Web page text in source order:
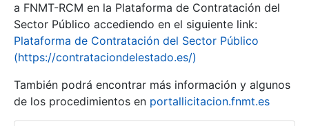
a FNMT-RCM en la Plataforma de Contratación del
Sector Público accediendo en el siguiente link:
Plataforma de Contratación del Sector Público
(https://contrataciondelestado.es/)
También podrá encontrar más información y algunos
de los procedimientos en portallicitacion.fnmt.es